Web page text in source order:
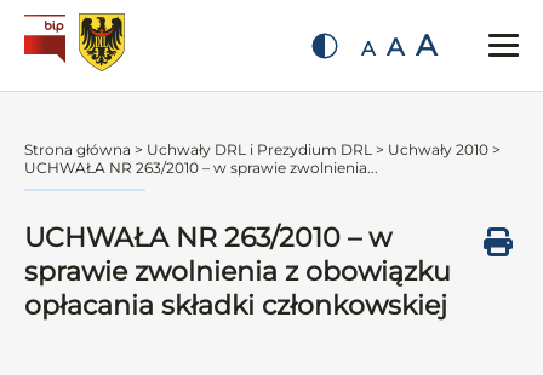
A A A
Strona główna > Uchwały DRL i Prezydium DRL > Uchwały 2010 >
UCHWAŁA NR 263/2010 – w sprawie zwolnienia...
UCHWAŁA NR 263/2010 – w
sprawie zwolnienia z obowiązku
opłacania składki członkowskiej